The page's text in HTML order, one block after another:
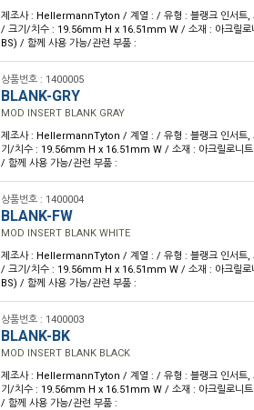
제조사 : HellermannTyton / 계열 : / 유형 : 블랭크 인서트,
/ 크기/치수 : 19.56mm H x 16.51mm W / 소재 : 아크릴로
BS) / 함께 사용 가능/관련 부품 :
상품번호 : 1400005
BLANK-GRY
MOD INSERT BLANK GRAY
제조사 : HellermannTyton / 계열 : / 유형 : 블랭크 인서트,
기/치수 : 19.56mm H x 16.51mm W / 소재 : 아크릴로니트
/ 함께 사용 가능/관련 부품 :
상품번호 : 1400004
BLANK-FW
MOD INSERT BLANK WHITE
제조사 : HellermannTyton / 계열 : / 유형 : 블랭크 인서트,
/ 크기/치수 : 19.56mm H x 16.51mm W / 소재 : 아크릴로
BS) / 함께 사용 가능/관련 부품 :
상품번호 : 1400003
BLANK-BK
MOD INSERT BLANK BLACK
제조사 : HellermannTyton / 계열 : / 유형 : 블랭크 인서트,
기/치수 : 19.56mm H x 16.51mm W / 소재 : 아크릴로니트
/ 함께 사용 가능/관련 부품 :